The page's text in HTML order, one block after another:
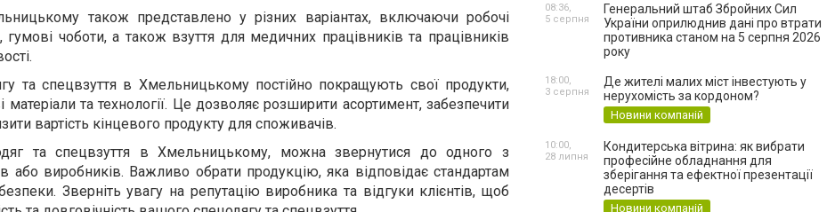
також представлено у різних варіантах, включаючи робочі
гумові чоботи, а також взуття для медичних працівників та працівників
та спецвзуття в Хмельницькому постійно покращують свої продукти,
та технології. Це дозволяє розширити асортимент, забезпечити
вартість кінцевого продукту для споживачів.
та спецвзуття в Хмельницькому, можна звернутися до одного з
або виробників. Важливо обрати продукцію, яка відповідає стандартам
Зверніть увагу на репутацію виробника та відгуки клієнтів, щоб
Генеральний штаб Збройних Сил
України оприлюднив дані про втрати
противника станом на 5 серпня 2026
року
08:36,
5 серпня
Де жителі малих міст інвестують у
нерухомість за кордоном?
Новини компаній
18:00,
3 серпня
Кондитерська вітрина: як вибрати
професійне обладнання для
зберігання та ефектної презентації
десертів
Новини компаній
10:00,
28 липня